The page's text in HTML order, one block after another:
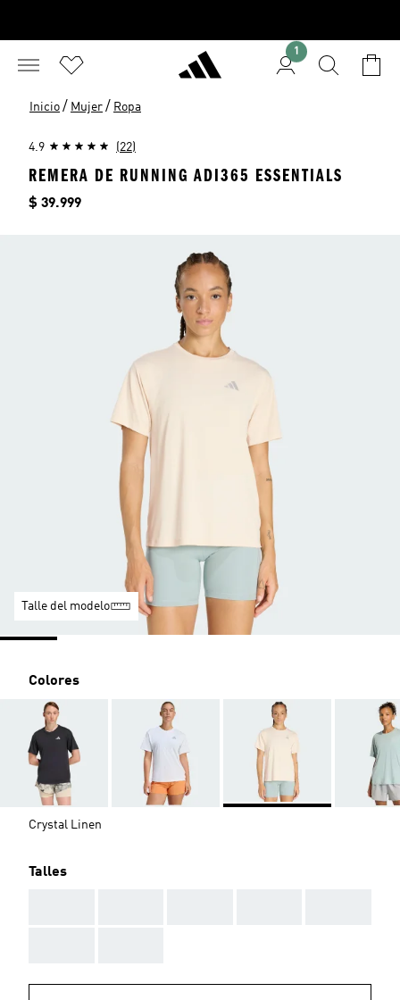
1
Inicio / Mujer / Ropa
4.9 (22)
REMERA DE RUNNING ADI365 ESSENTIALS
Precio
$ 39.999
Talle del modelo
Colores
Crystal Linen
Talles